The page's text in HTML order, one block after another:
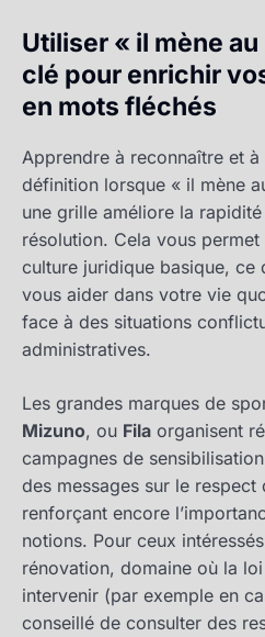
Utiliser « il mène
clé pour enrichir
en mots fléchés
Apprendre à reconnaître et
définition lorsque « il mène
une grille améliore la
résolution. Cela vous
culture juridique basique, ce
vous aider dans votre vie
face à des situations
administratives.
Les grandes marques de
Mizuno, ou Fila organisent
campagnes de
des messages sur le
renforçant encore
notions. Pour ceux
rénovation, domaine où la
intervenir (par exemple en
conseillé de consulter des